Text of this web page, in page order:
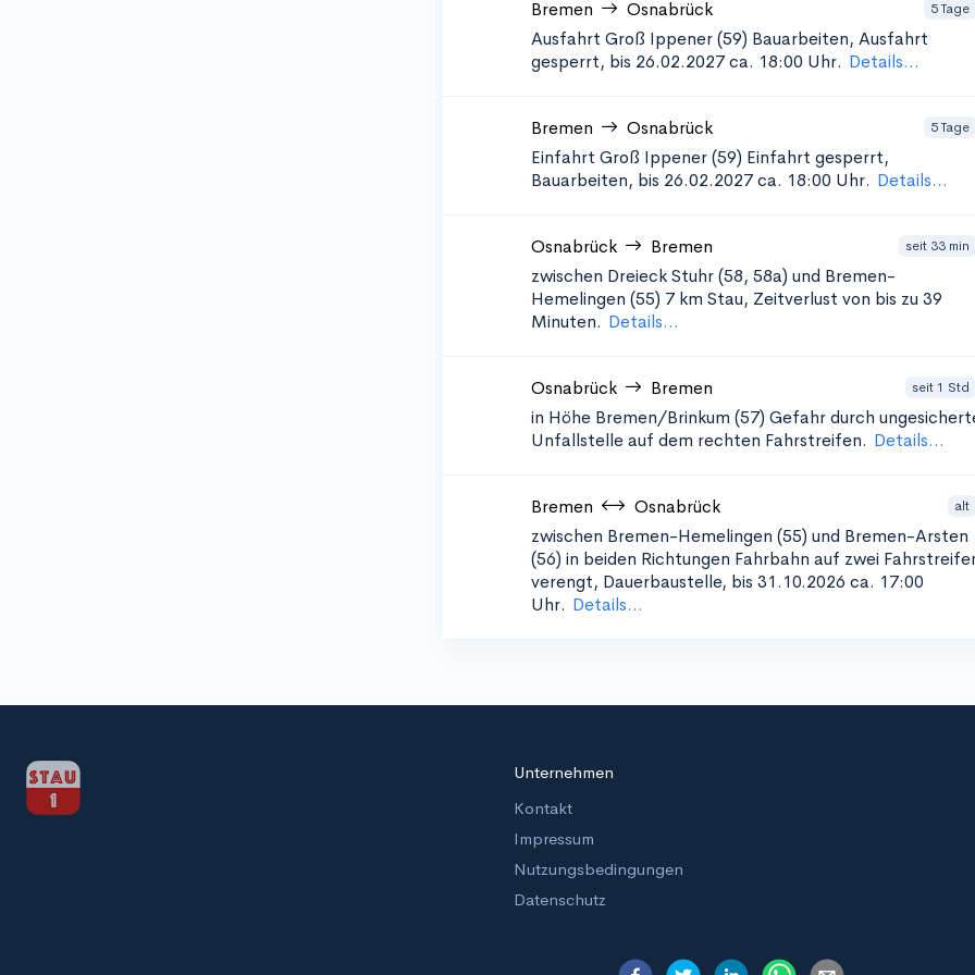
Bremen Osnabrück 5 Tage
Ausfahrt Groß Ippener (59) Bauarbeiten, Ausfahrt
gesperrt, bis 26.02.2027 ca. 18:00 Uhr. Details...
Bremen Osnabrück 5 Tage
Einfahrt Groß Ippener (59) Einfahrt gesperrt,
Bauarbeiten, bis 26.02.2027 ca. 18:00 Uhr. Details...
Osnabrück Bremen seit 33 min
zwischen Dreieck Stuhr (58, 58a) und Bremen-
Hemelingen (55) 7 km Stau, Zeitverlust von bis zu 39
Minuten. Details...
Osnabrück Bremen seit 1 Std
in Höhe Bremen/Brinkum (57) Gefahr durch
Unfallstelle auf dem rechten Fahrstreifen. Details...
Bremen Osnabrück alt
zwischen Bremen-Hemelingen (55) und Bremen-Arsten
(56) in beiden Richtungen Fahrbahn auf zwei
verengt, Dauerbaustelle, bis 31.10.2026 ca. 17:00
Uhr. Details...
Unternehmen
Kontakt
Impressum
Nutzungsbedingungen
Datenschutz